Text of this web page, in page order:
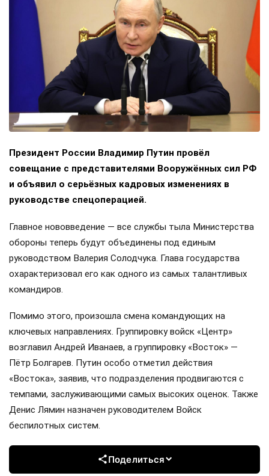
Президент России Владимир Путин провёл
совещание с представителями Вооружённых сил РФ
и объявил о серьёзных кадровых изменениях в
руководстве спецоперацией.
Главное нововведение — все службы тыла Министерства
обороны теперь будут объединены под единым
руководством Валерия Солодчука. Глава государства
охарактеризовал его как одного из самых талантливых
командиров.
Помимо этого, произошла смена командующих на
ключевых направлениях. Группировку войск «Центр»
возглавил Андрей Иванаев, а группировку «Восток» —
Пётр Болгарев. Путин особо отметил действия
«Востока», заявив, что подразделения продвигаются с
темпами, заслуживающими самых высоких оценок. Также
Денис Лямин назначен руководителем Войск
беспилотных систем.
Поделиться